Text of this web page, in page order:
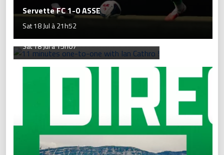
Servette FC 1-0 ASSE
Sat 18 Jul à 21h52
11 minutes one-to-one with Ian
Cathro !
Sat 18 Jul à 15h07